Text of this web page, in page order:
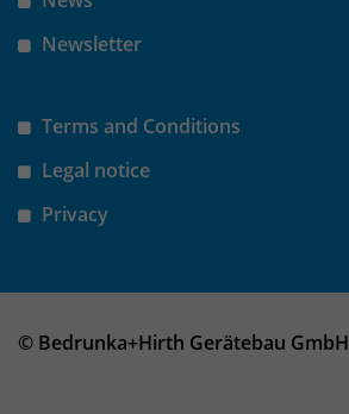
Newsletter
Terms and Conditions
Legal notice
Privacy
© Bedrunka+Hirth Gerätebau GmbH